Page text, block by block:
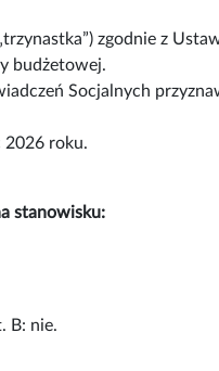
zgodnie z
budżetowej.
Socjalnych
2026 roku.
stanowisku:
B: nie.